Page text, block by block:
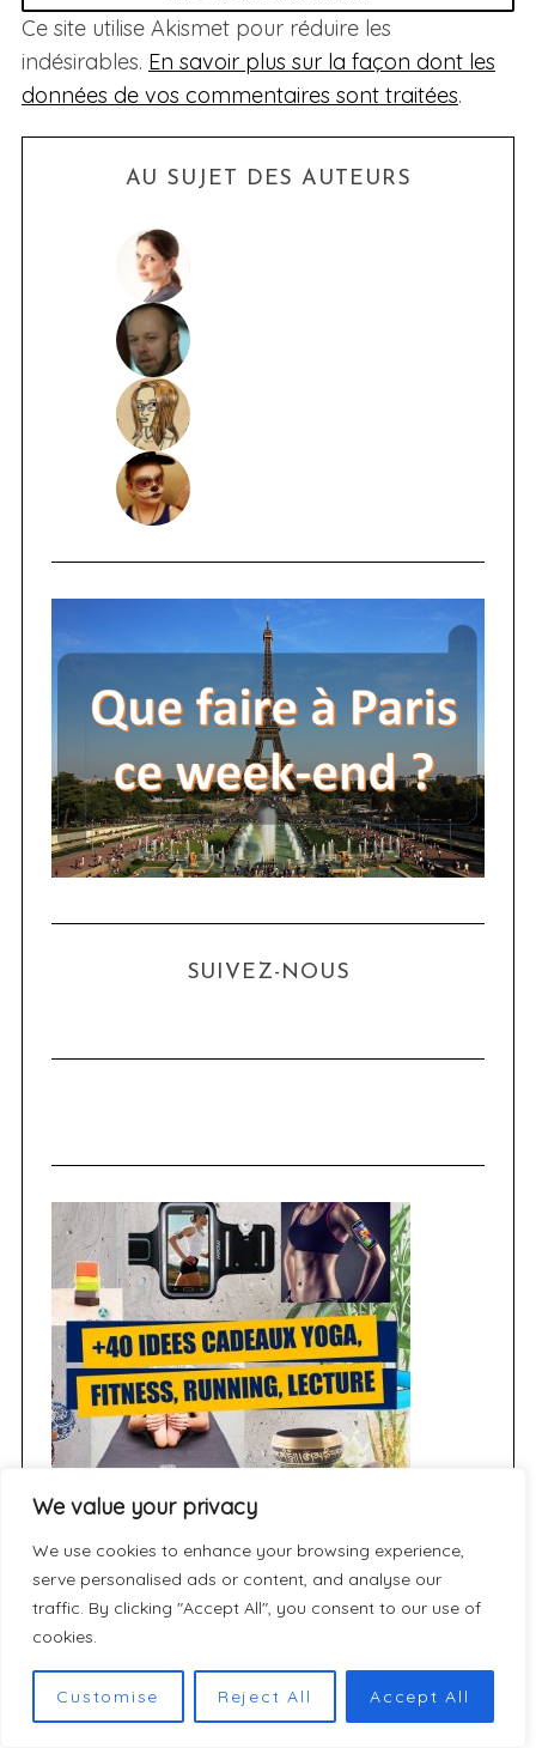
We value your privacy
We use cookies to enhance your browsing experience,
serve personalised ads or content, and analyse our
traffic. By clicking "Accept All", you consent to our use of
cookies.
Customise Reject All Accept All
Ce site utilise Akismet pour réduire les
indésirables. En savoir plus sur la façon dont les
données de vos commentaires sont traitées.
AU SUJET DES AUTEURS
SUIVEZ-NOUS